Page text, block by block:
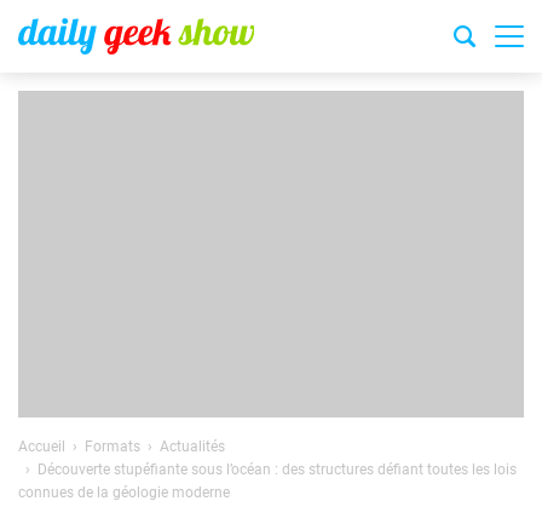
Accueil Formats
Actualités
Découverte stupéfiante sous l’océan : des structures défiant toutes les lois
connues de la géologie moderne